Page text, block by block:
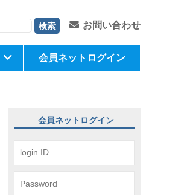
お問い合わせ
会員ネットログイン
会員ネットログイン